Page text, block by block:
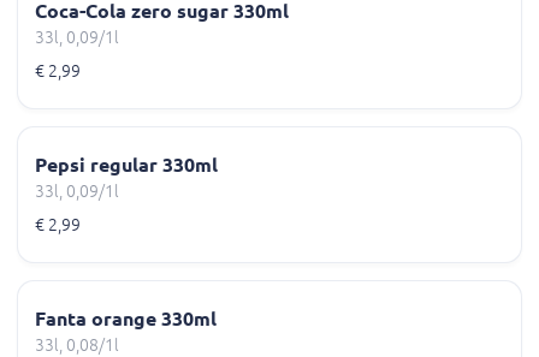
Coca-Cola zero sugar 330ml
33l, 0,09/1l
€ 2,99
Pepsi regular 330ml
33l, 0,09/1l
€ 2,99
Fanta orange 330ml
33l, 0,08/1l